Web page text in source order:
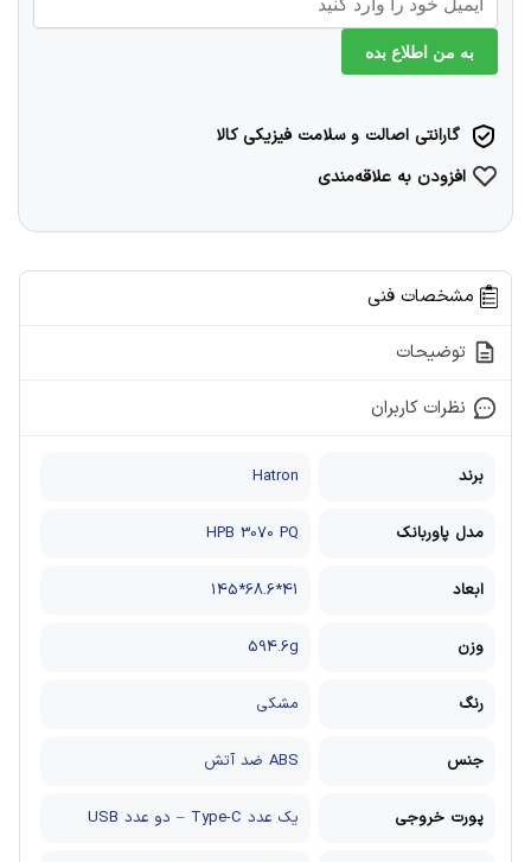
به من اطلاع بده
گارانتی اصالت و سلامت فیزیکی کالا
افزودن به علاقه‌مندی
مشخصات فنی
توضیحات
نظرات کاربران
برند Hatron
مدل پاوربانک HPB 3070 PQ
ابعاد 41*68.6*145
وزن 594.6g
رنگ مشکی
جنس ABS ضد آتش
پورت خروجی یک عدد Type-C – دو عدد USB